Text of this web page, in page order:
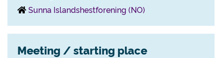
Sunna Islandshestforening (NO)
Meeting / starting place